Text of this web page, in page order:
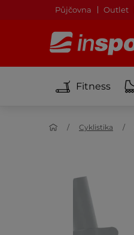
Půjčovna Outlet
Fitness
Cyklistika